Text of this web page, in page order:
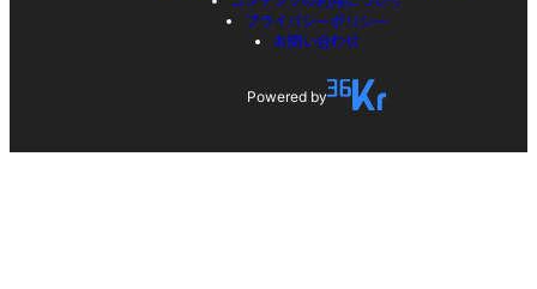
プライバシーポリシー
お問い合わせ
Powered by